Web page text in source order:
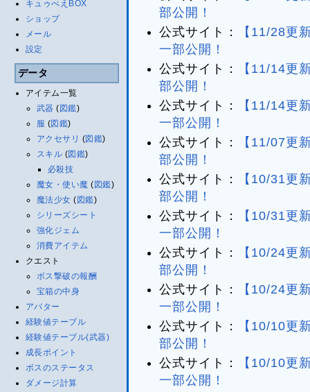
キュゥべえBOX
ショップ
メール
設定
データ
アイテム一覧
武器 (図鑑)
服 (図鑑)
アクセサリ (図鑑)
スキル (図鑑)
必殺技
魔女・使い魔 (図鑑)
魔法少女 (図鑑)
シリーズシート
強化ジェム
消費アイテム
クエスト
ボス撃破の報酬
宝箱の中身
アバター
経験値テーブル
経験値テーブル(武器)
成長ポイント
ボスのステータス
ダメージ計算
部公開！
公式サイト：
【11/28更
一部公開！
公式サイト：
【11/14更
部公開！
公式サイト：
【11/14更
一部公開！
公式サイト：
【11/07更
部公開！
公式サイト：
【10/31更
部公開！
公式サイト：
【10/31更
一部公開！
公式サイト：
【10/24更
部公開！
公式サイト：
【10/24更
一部公開！
公式サイト：
【10/10更
部公開！
公式サイト：
【10/10更
一部公開！